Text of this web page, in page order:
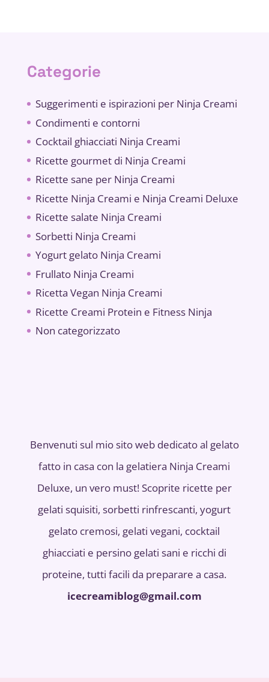
Categorie
Suggerimenti e ispirazioni per Ninja Creami
Condimenti e contorni
Cocktail ghiacciati Ninja Creami
Ricette gourmet di Ninja Creami
Ricette sane per Ninja Creami
Ricette Ninja Creami e Ninja Creami Deluxe
Ricette salate Ninja Creami
Sorbetti Ninja Creami
Yogurt gelato Ninja Creami
Frullato Ninja Creami
Ricetta Vegan Ninja Creami
Ricette Creami Protein e Fitness Ninja
Non categorizzato
Benvenuti sul mio sito web dedicato al gelato
fatto in casa con la gelatiera Ninja Creami
Deluxe, un vero must! Scoprite ricette per
gelati squisiti, sorbetti rinfrescanti, yogurt
gelato cremosi, gelati vegani, cocktail
ghiacciati e persino gelati sani e ricchi di
proteine, tutti facili da preparare a casa.
icecreamiblog@gmail.com